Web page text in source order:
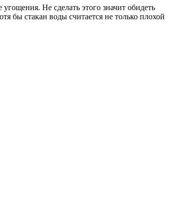
Не сделать этого значит обидеть
бы стакан воды считается не только плохой